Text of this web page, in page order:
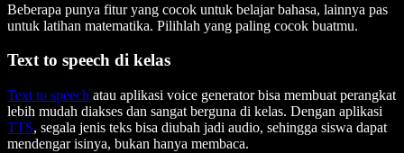
Beberapa punya fitur yang cocok untuk belajar bahasa, lainnya pas
untuk latihan matematika. Pilihlah yang paling cocok buatmu.
Text to speech di kelas
Text to speech atau aplikasi voice generator bisa membuat perangkat
lebih mudah diakses dan sangat berguna di kelas. Dengan aplikasi
TTS, segala jenis teks bisa diubah jadi audio, sehingga siswa dapat
mendengar isinya, bukan hanya membaca.